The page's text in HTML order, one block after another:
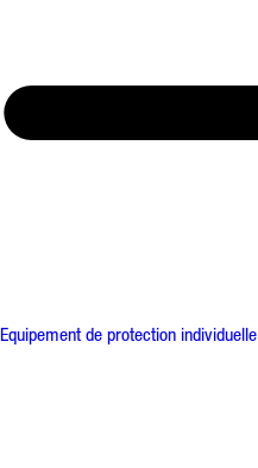
Equipement de protection individuelle